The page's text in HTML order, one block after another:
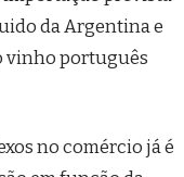
da Argentina e
vinho português
no comércio já é